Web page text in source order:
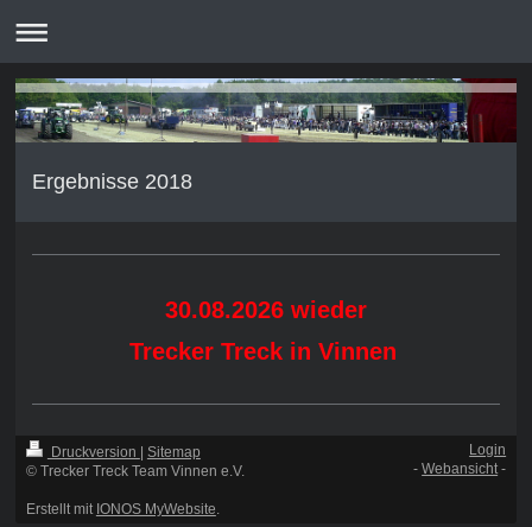
Ergebnisse 2018
30.08.2026 wieder
Trecker Treck in Vinnen
Druckversion
Sitemap
© Trecker Treck Team Vinnen e.V.
Erstellt mit IONOS MyWebsite.
Login
-Webansicht-